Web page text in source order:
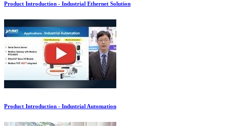
Product Introduction - Industrial Ethernet Solution
Product Introduction - Industrial Automation